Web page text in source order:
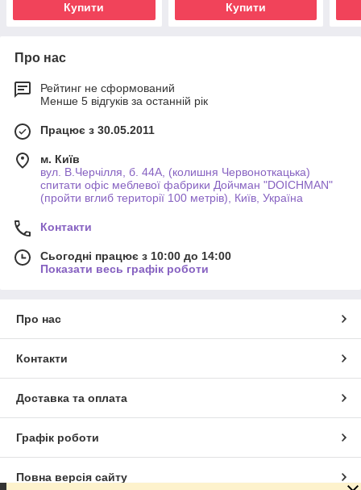
Купити Купити
Про нас
Рейтинг не сформований
Менше 5 відгуків за останній рік
Працює з 30.05.2011
м. Київ
вул. В.Черчілля, б. 44А, (колишня Червоноткацька)
спитати офіс меблевої фабрики Дойчман "DOICHMAN"
(пройти вглиб території 100 метрів), Київ, Україна
Контакти
Сьогодні працює з 10:00 до 14:00
Показати весь графік роботи
Про нас
Контакти
Доставка та оплата
Графік роботи
Повна версія сайту